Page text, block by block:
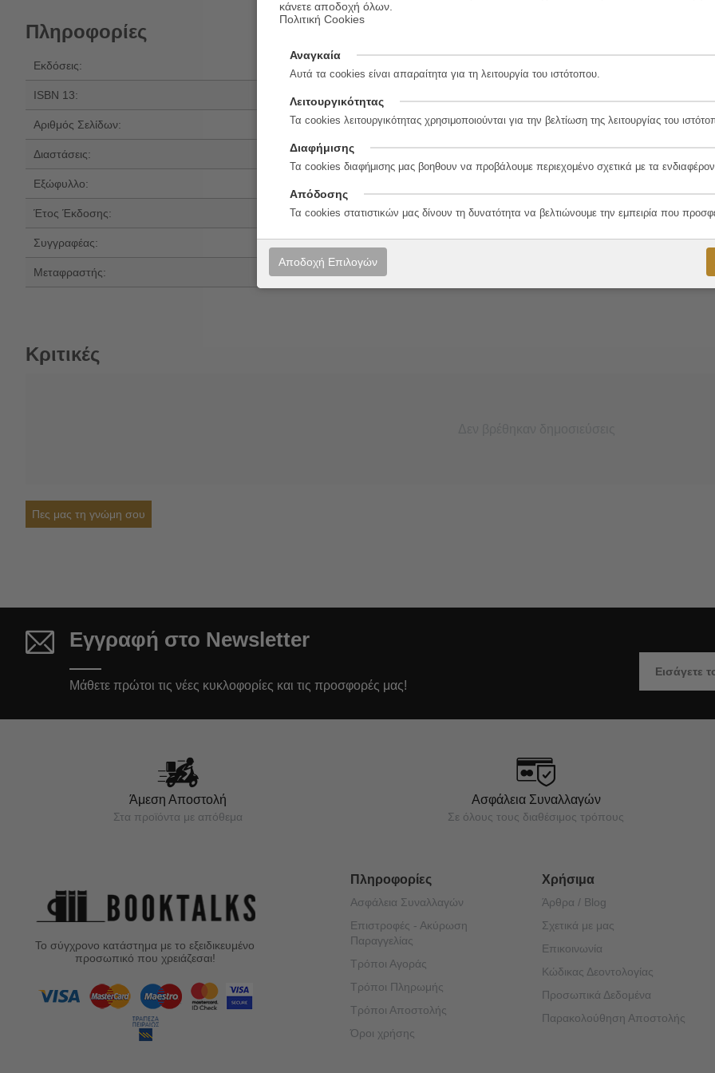
Πληροφορίες
Εκδόσεις:
ISBN 13: 978-960-98390-7-5
Αριθμός Σελίδων:
Διαστάσεις: 21x13
Εξώφυλλο:
Έτος Έκδοσης: 2013
Συγγραφέας: Aleksandr Grin
Μεταφραστής: Ιοκάστη Καμμένου
Κριτικές
Πες μας τη γνώμη σου
Εγγραφή στο Newsletter
Μάθετε πρώτοι τις νέες κυκλοφορίες και τις προσφορές μας!
Άμεση Αποστολή
Στα προϊόντα με απόθεμα
Ασφάλεια Συναλλαγών
Σε όλους τους διαθέσιμος τρόπους
Το σύγχρονο κατάστημα με το εξειδικευμένο
προσωπικό που χρειάζεσαι!
Πληροφορίες
Ασφάλεια Συναλλαγών
Επιστροφές - Ακύρωση
Παραγγελίας
Τρόποι Αγοράς
Τρόποι Πληρωμής
Τρόποι Αποστολής
Όροι χρήσης
Χρήσιμα
Άρθρα / Blog
Σχετικά με μας
Επικοινωνία
Κώδικας Δεοντολογίας
Προσωπικά Δεδομένα
Παρακολούθηση Αποστολής
κάνετε αποδοχή όλων.
Πολιτική Cookies
Αναγκαία
Αυτά τα cookies είναι απαραίτητα για τη λειτουργία του ιστότοπου.
Λειτουργικότητας
Τα cookies λειτουργικότητας χρησιμοποιούνται για την βελτίωση της λειτουργίας του
Διαφήμισης
Τα cookies διαφήμισης μας βοηθουν να προβάλουμε περιεχομένο σχετικά με τα
Απόδοσης
Τα cookies στατιστικών μας δίνουν τη δυνατότητα να βελτιώνουμε την εμπειρία που
Αποδοχή Επιλογών